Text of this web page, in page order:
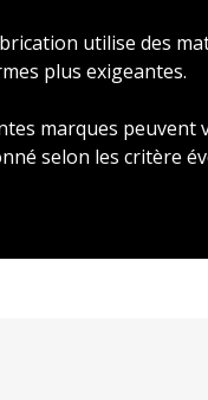
utilise des
plus exigeantes.
marques peuvent
selon les critère